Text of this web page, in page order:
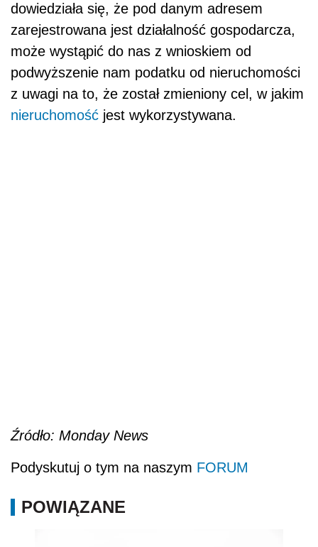
dowiedziała się, że pod danym adresem
zarejestrowana jest działalność gospodarcza,
może wystąpić do nas z wnioskiem od
podwyższenie nam podatku od nieruchomości
z uwagi na to, że został zmieniony cel, w jakim
nieruchomość jest wykorzystywana.
Źródło: Monday News
Podyskutuj o tym na naszym FORUM
POWIĄZANE